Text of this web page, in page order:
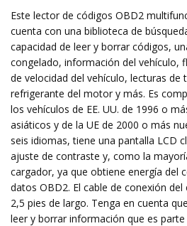
Este lector de códigos OBD2
cuenta con una biblioteca de
capacidad de leer y borrar códigos,
congelado, información del vehículo,
de velocidad del vehículo, lecturas de
refrigerante del motor y más. Es
los vehículos de EE. UU. de 1996 o
asiáticos y de la UE de 2000 o más
seis idiomas, tiene una pantalla LCD
ajuste de contraste y, como la
cargador, ya que obtiene energía del
datos OBD2. El cable de conexión
2,5 pies de largo. Tenga en cuenta
leer y borrar información que es